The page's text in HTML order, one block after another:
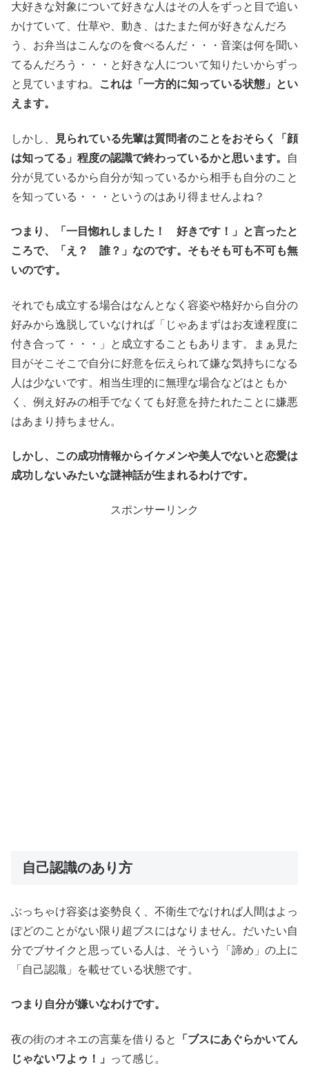
大好きな対象について好きな人はその人をずっと目で追い
かけていて、仕草や、動き、はたまた何が好きなんだろ
う、お弁当はこんなのを食べるんだ・・・音楽は何を聞い
てるんだろう・・・と好きな人について知りたいからずっ
と見ていますね。
これは「一方的に知っている状態」とい
えます。
しかし、
見られている先輩は質問者のことをおそらく「顔
は知ってる」程度の認識で終わっているかと思います。
自
分が見ているから自分が知っているから相手も自分のこと
を知っている・・・というのはあり得ませんよね？
つまり、「一目惚れしました！ 好きです！」と言ったと
ころで、「え？ 誰？」なのです。そもそも可も不可も無
いのです。
それでも成立する場合はなんとなく容姿や格好から自分の
好みから逸脱していなければ「じゃあまずはお友達程度に
付き合って・・・」と成立することもあります。まぁ見た
目がそこそこで自分に好意を伝えられて嫌な気持ちになる
人は少ないです。相当生理的に無理な場合などはともか
く、例え好みの相手でなくても好意を持たれたことに嫌悪
はあまり持ちません。
しかし、この成功情報からイケメンや美人でないと恋愛は
成功しないみたいな謎神話が生まれるわけです。
スポンサーリンク
自己認識のあり方
ぶっちゃけ容姿は姿勢良く、不衛生でなければ人間はよっ
ぽどのことがない限り超ブスにはなりません。だいたい自
分でブサイクと思っている人は、そういう「諦め」の上に
「自己認識」を載せている状態です。
つまり自分が嫌いなわけです。
夜の街のオネエの言葉を借りると
「ブスにあぐらかいてん
じゃないワよゥ！」
って感じ。